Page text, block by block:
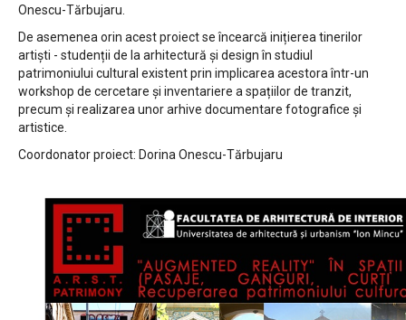
Onescu-Tărbujaru.
De asemenea orin acest proiect se încearcă inițierea tinerilor
artiști - studenții de la arhitectură și design în studiul
patrimoniului cultural existent prin implicarea acestora într-un
workshop de cercetare și inventariere a spațiilor de tranzit,
precum și realizarea unor arhive documentare fotografice și
artistice.
Coordonator proiect: Dorina Onescu-Tărbujaru